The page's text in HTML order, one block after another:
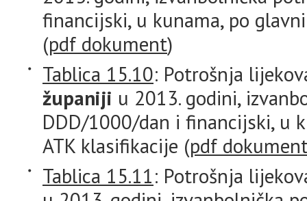
financijski, u kunama, po
(pdf dokument)
Tablica 15.10: Potrošnja
županiji u 2013. godini,
DDD/1000/dan i financijski, u
ATK klasifikacije (pdf
Tablica 15.11: Potrošnja